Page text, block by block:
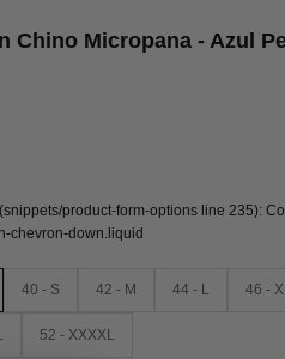
Chino Micropana - Azul
product-form-options line 235):
chevron-down.liquid
40 - S 42 - M 44 - L 46 -
52 - XXXXL